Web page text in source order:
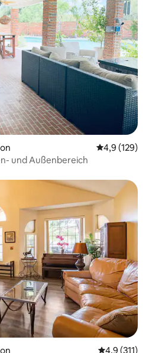
4,9 (129)
und Außenbereich
4,9 (311)